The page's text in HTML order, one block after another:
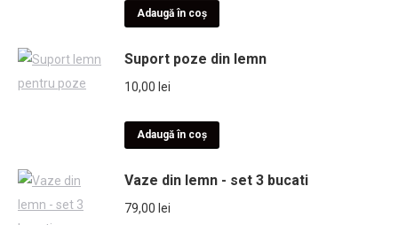
Adaugă în coș
Suport poze din lemn
10,00 lei
Adaugă în coș
Vaze din lemn - set 3 bucati
79,00 lei